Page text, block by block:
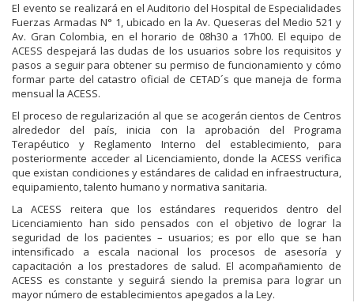
El evento se realizará en el Auditorio del Hospital de Especialidades
Fuerzas Armadas N° 1, ubicado en la Av. Queseras del Medio 521 y
Av. Gran Colombia, en el horario de 08h30 a 17h00. El equipo de
ACESS despejará las dudas de los usuarios sobre los requisitos y
pasos a seguir para obtener su permiso de funcionamiento y cómo
formar parte del catastro oficial de CETAD´s que maneja de forma
mensual la ACESS.
El proceso de regularización al que se acogerán cientos de Centros
alrededor del país, inicia con la aprobación del Programa
Terapéutico y Reglamento Interno del establecimiento, para
posteriormente acceder al Licenciamiento, donde la ACESS verifica
que existan condiciones y estándares de calidad en infraestructura,
equipamiento, talento humano y normativa sanitaria.
La ACESS reitera que los estándares requeridos dentro del
Licenciamiento han sido pensados con el objetivo de lograr la
seguridad de los pacientes – usuarios; es por ello que se han
intensificado a escala nacional los procesos de asesoría y
capacitación a los prestadores de salud. El acompañamiento de
ACESS es constante y seguirá siendo la premisa para lograr un
mayor número de establecimientos apegados a la Ley.